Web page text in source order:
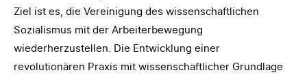
Ziel ist es, die Vereinigung des wissenschaftlichen
Sozialismus mit der Arbeiterbewegung
wiederherzustellen. Die Entwicklung einer
revolutionären Praxis mit wissenschaftlicher Grundlage